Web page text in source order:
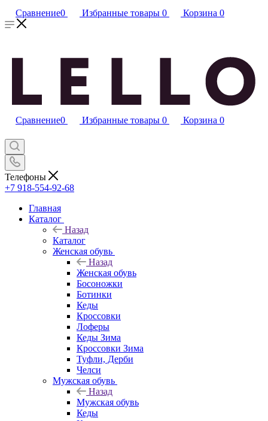
Сравнение0 Избранные товары 0 Корзина 0
Сравнение0 Избранные товары 0 Корзина 0
Телефоны
+7 918-554-92-68
Главная
Каталог
Назад
Каталог
Женская обувь
Назад
Женская обувь
Босоножки
Ботинки
Кеды
Кроссовки
Лоферы
Кеды Зима
Кроссовки Зима
Туфли, Дерби
Челси
Мужская обувь
Назад
Мужская обувь
Кеды